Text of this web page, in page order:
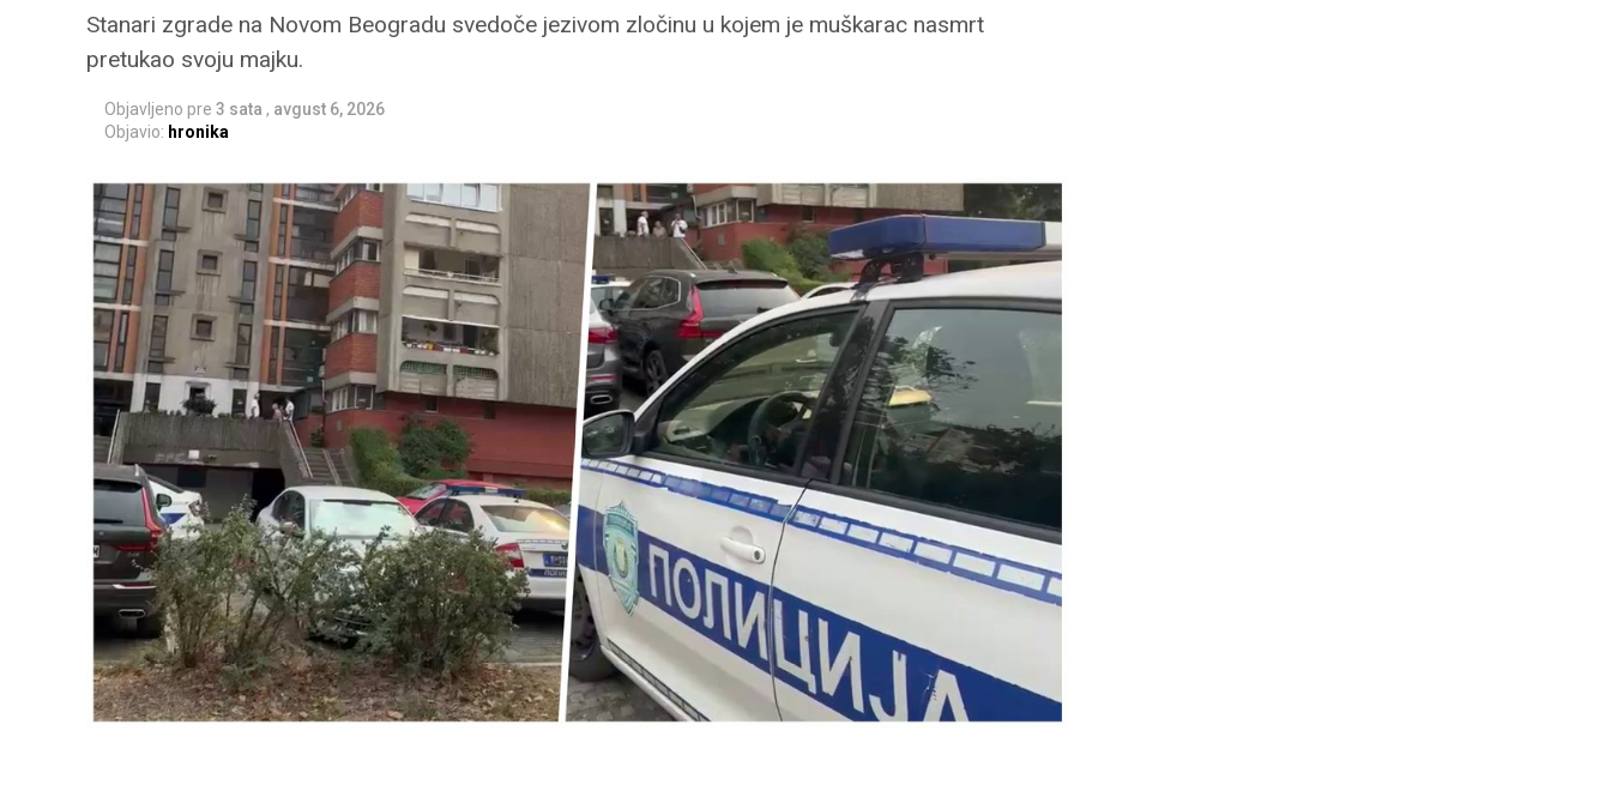
Stanari zgrade na Novom Beogradu svedoče jezivom zločinu u kojem je muškarac nasmrt
pretukao svoju majku.
Objavljeno pre 3 sata , avgust 6, 2026
Objavio: hronika